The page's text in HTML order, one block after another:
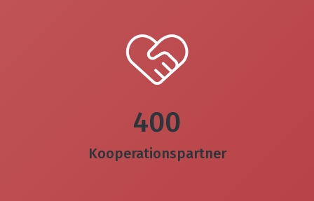
400
Kooperationspartner